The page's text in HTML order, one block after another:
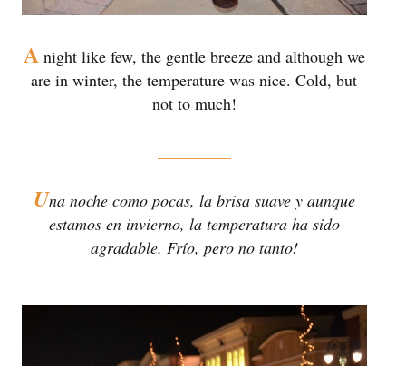
Anight like few, the gentle breeze and although we
are in winter, the temperature was nice. Cold, but
not to much!
Una noche como pocas, la brisa suave y aunque
estamos en invierno, la temperatura ha sido
agradable. Frío, pero no tanto!